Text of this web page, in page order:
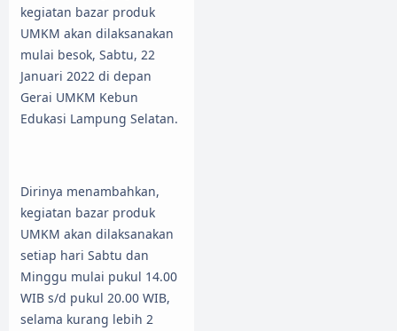
kegiatan bazar produk
UMKM akan dilaksanakan
mulai besok, Sabtu, 22
Januari 2022 di depan
Gerai UMKM Kebun
Edukasi Lampung Selatan.
Dirinya menambahkan,
kegiatan bazar produk
UMKM akan dilaksanakan
setiap hari Sabtu dan
Minggu mulai pukul 14.00
WIB s/d pukul 20.00 WIB,
selama kurang lebih 2